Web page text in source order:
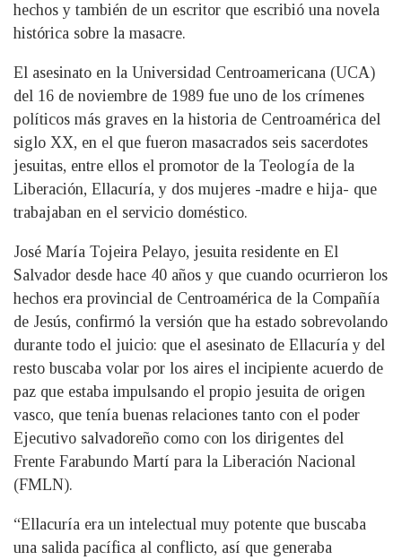
hechos y también de un escritor que escribió una novela
histórica sobre la masacre.
El asesinato en la Universidad Centroamericana (UCA)
del 16 de noviembre de 1989 fue uno de los crímenes
políticos más graves en la historia de Centroamérica del
siglo XX, en el que fueron masacrados seis sacerdotes
jesuitas, entre ellos el promotor de la Teología de la
Liberación, Ellacuría, y dos mujeres -madre e hija- que
trabajaban en el servicio doméstico.
José María Tojeira Pelayo, jesuita residente en El
Salvador desde hace 40 años y que cuando ocurrieron los
hechos era provincial de Centroamérica de la Compañía
de Jesús, confirmó la versión que ha estado sobrevolando
durante todo el juicio: que el asesinato de Ellacuría y del
resto buscaba volar por los aires el incipiente acuerdo de
paz que estaba impulsando el propio jesuita de origen
vasco, que tenía buenas relaciones tanto con el poder
Ejecutivo salvadoreño como con los dirigentes del
Frente Farabundo Martí para la Liberación Nacional
(FMLN).
“Ellacuría era un intelectual muy potente que buscaba
una salida pacífica al conflicto, así que generaba